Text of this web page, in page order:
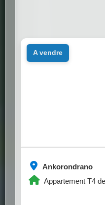
Ankorondrano
Appartement T4
a vendre